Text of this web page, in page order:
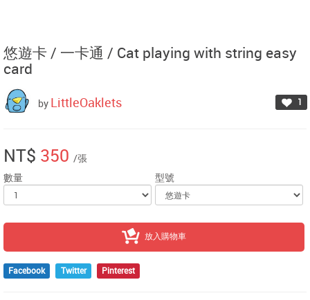
悠遊卡 / 一卡通 / Cat playing with string easy
card
1
by LittleOaklets
NT$ 350 /張
數量
型號
放入購物車
Facebook Twitter Pinterest